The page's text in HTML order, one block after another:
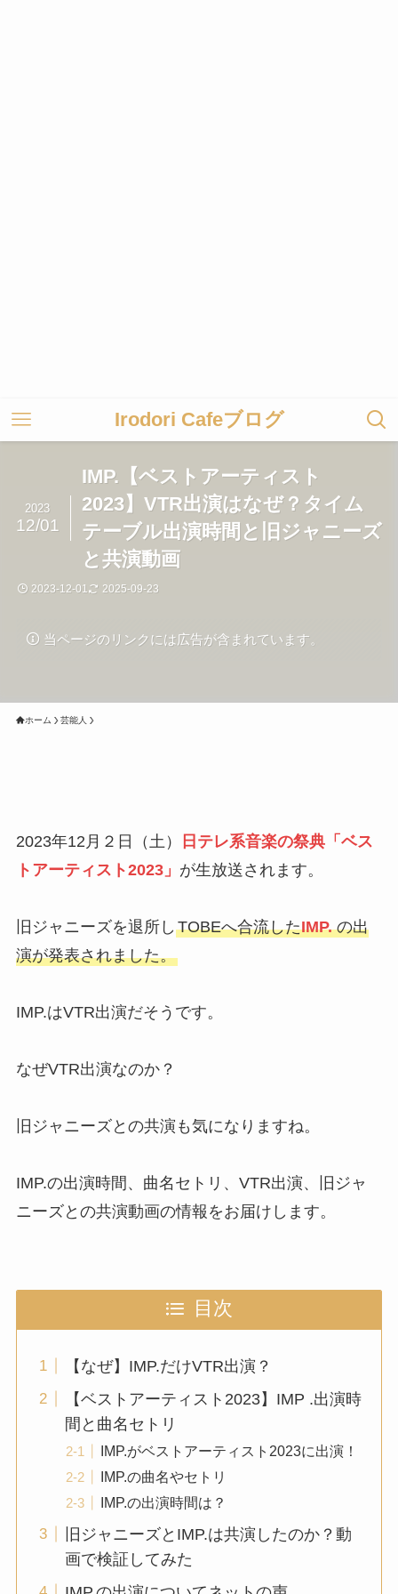
Irodori Cafeブログ
IMP.【ベストアーティスト
2023】VTR出演はなぜ？タイム
テーブル出演時間と旧ジャニーズ
と共演動画
2023
12/01
2023-12-01 2025-09-23
当ページのリンクには広告が含まれています。
ホーム 芸能人
2023年12月２日（土）
日テレ系音楽の祭典「ベス
トアーティスト2023」 が生放送されます。
旧ジャニーズを退所し TOBEへ合流したIMP.の出
演が発表されました。
IMP.はVTR出演だそうです。
なぜVTR出演なのか？
旧ジャニーズとの共演も気になりますね。
IMP.の出演時間、曲名セトリ、VTR出演、旧ジャ
ニーズとの共演動画の情報をお届けします。
目次
【なぜ】IMP.だけVTR出演？
【ベストアーティスト2023】IMP .出演時
間と曲名セトリ
IMP.がベストアーティスト2023に出演！
IMP.の曲名やセトリ
IMP.の出演時間は？
旧ジャニーズとIMP.は共演したのか？動
画で検証してみた